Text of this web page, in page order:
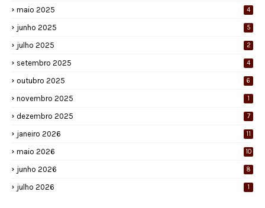
maio 2025 4
junho 2025 5
julho 2025 2
setembro 2025 4
outubro 2025 6
novembro 2025 1
dezembro 2025 7
janeiro 2026 11
maio 2026 10
junho 2026 8
julho 2026 1